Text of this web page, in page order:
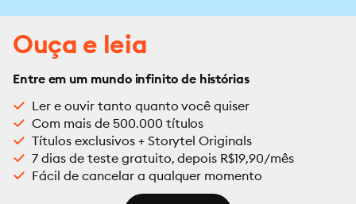
Ouça e leia
Entre em um mundo infinito de histórias
Ler e ouvir tanto quanto você quiser
Com mais de 500.000 títulos
Títulos exclusivos + Storytel Originals
7 dias de teste gratuito, depois R$19,90/mês
Fácil de cancelar a qualquer momento